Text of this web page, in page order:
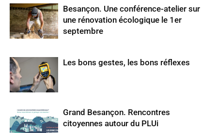
Besançon. Une conférence-atelier sur
une rénovation écologique le 1er
septembre
Les bons gestes, les bons réflexes
Grand Besançon. Rencontres
citoyennes autour du PLUi